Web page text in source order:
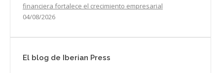
financiera fortalece el crecimiento empresarial
04/08/2026
El blog de Iberian Press